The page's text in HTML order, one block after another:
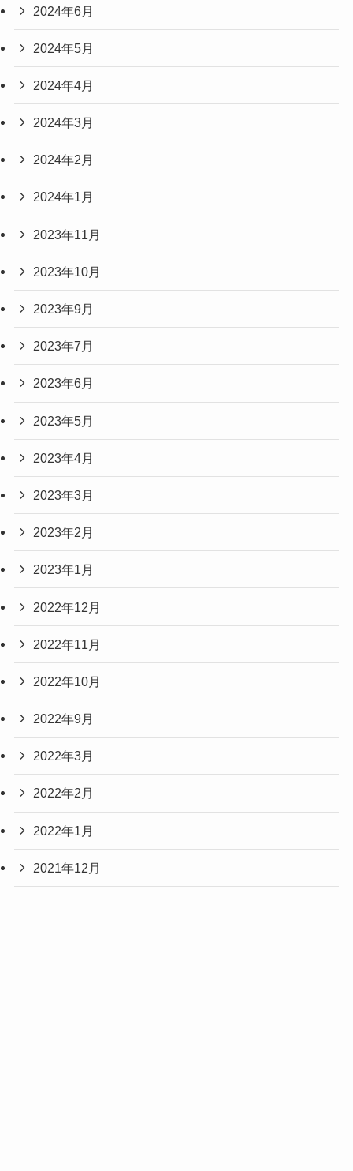
2024年6月
2024年5月
2024年4月
2024年3月
2024年2月
2024年1月
2023年11月
2023年10月
2023年9月
2023年7月
2023年6月
2023年5月
2023年4月
2023年3月
2023年2月
2023年1月
2022年12月
2022年11月
2022年10月
2022年9月
2022年3月
2022年2月
2022年1月
2021年12月